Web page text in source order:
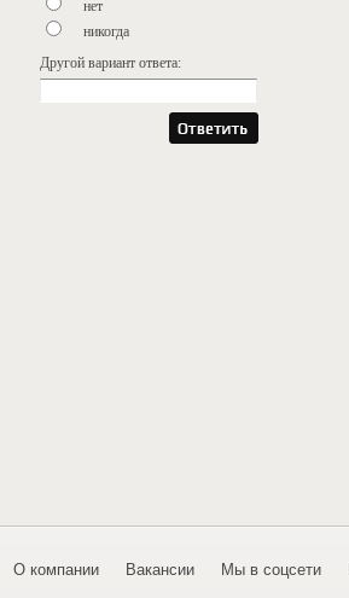
нет
никогда
Другой вариант ответа:
О компании Вакансии Мы в соцсети